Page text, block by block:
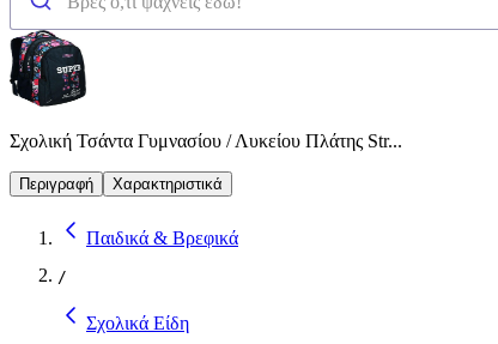
Σχολική Τσάντα Γυμνασίου / Λυκείου Πλάτης Str...
Περιγραφή Χαρακτηριστικά
Παιδικά & Βρεφικά
/
Σχολικά Είδη